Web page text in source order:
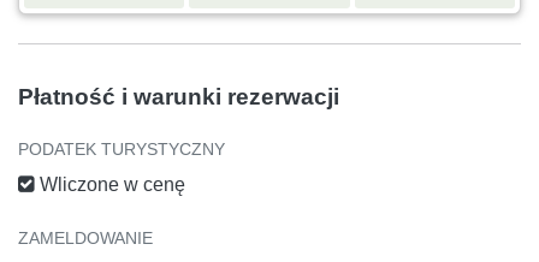
Płatność i warunki rezerwacji
PODATEK TURYSTYCZNY
Wliczone w cenę
ZAMELDOWANIE